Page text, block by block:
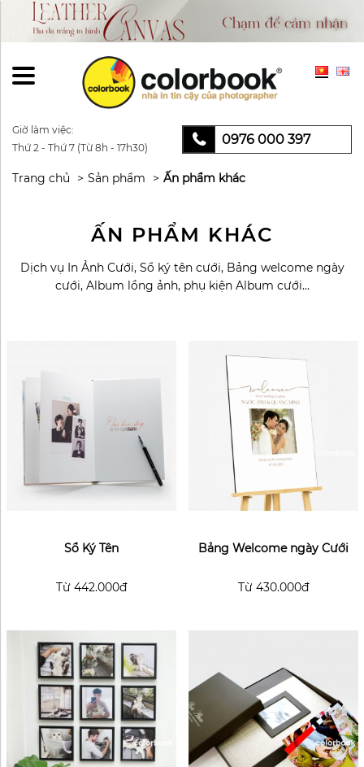
Giờ làm việc:
Thứ 2 - Thứ 7 (Từ 8h - 17h30)
0976 000 397
Trang chủ Sản phẩm Ấn phẩm khác
ẤN PHẨM KHÁC
Dịch vụ In Ảnh Cưới, Sổ ký tên cưới, Bảng welcome ngày
cưới, Album lồng ảnh, phụ kiện Album cưới...
Sổ Ký Tên
Từ 442.000đ
Bảng Welcome ngày Cưới
Từ 430.000đ